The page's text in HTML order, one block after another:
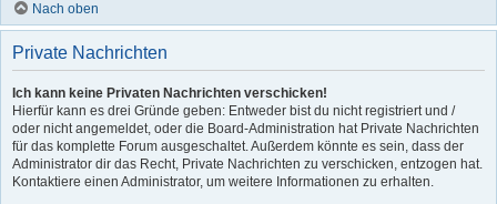
Nach oben
Private Nachrichten
Ich kann keine Privaten Nachrichten verschicken!
Hierfür kann es drei Gründe geben: Entweder bist du nicht registriert und /
oder nicht angemeldet, oder die Board-Administration hat Private Nachrichten
für das komplette Forum ausgeschaltet. Außerdem könnte es sein, dass der
Administrator dir das Recht, Private Nachrichten zu verschicken, entzogen hat.
Kontaktiere einen Administrator, um weitere Informationen zu erhalten.